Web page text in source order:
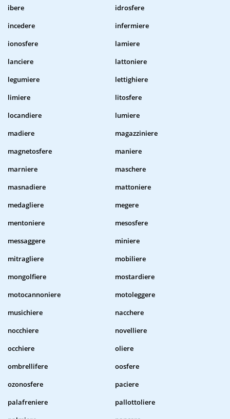
ibere
idrosfere
incedere
infermiere
ionosfere
lamiere
lanciere
lattoniere
legumiere
lettighiere
limiere
litosfere
locandiere
lumiere
madiere
magazziniere
magnetosfere
maniere
marniere
maschere
masnadiere
mattoniere
medagliere
megere
mentoniere
mesosfere
messaggere
miniere
mitragliere
mobiliere
mongolfiere
mostardiere
motocannoniere
motoleggere
musichiere
nacchere
nocchiere
novelliere
occhiere
oliere
ombrellifere
oosfere
ozonosfere
paciere
palafreniere
pallottoliere